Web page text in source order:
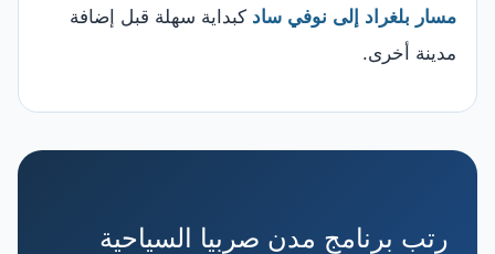
مسار بلغراد إلى نوفي ساد كبداية سهلة قبل إضافة
مدينة أخرى.
رتب برنامج مدن صربيا السياحية